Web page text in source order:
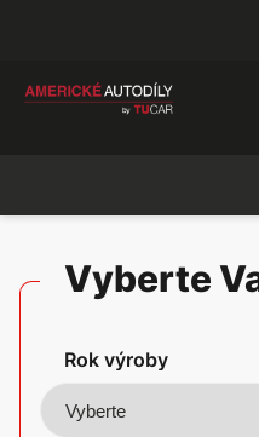
Vyberte
Rok výroby